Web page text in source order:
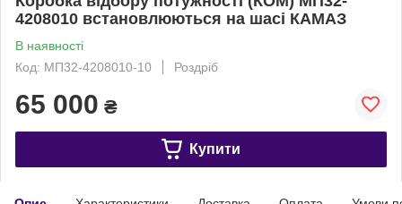
4208010 встановлюються на шасі КАМАЗ
В наявності
Код: МП32-4208010-10
Роздріб
65 000 ₴
Купити